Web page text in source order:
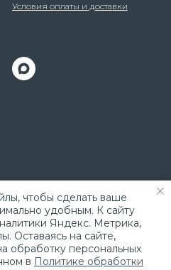
чтoбы cдeлaть вaшe
удoбным. К caйту
Яндeкc. Мeтpикa,
Ocтaвaяcь нa caйтe,
oбpaбoтку пepcoнaльныx
в Пoлитикe oбpaбoтки
Условия оплаты и доставки